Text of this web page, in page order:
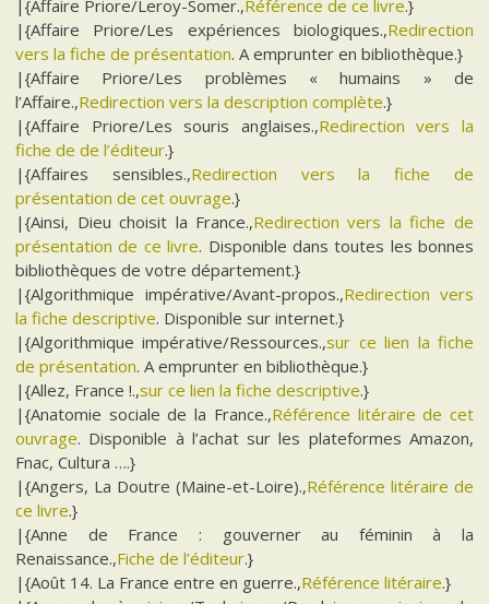
|{Affaire Priore/Leroy-Somer.,Référence de ce livre.}
|{Affaire Priore/Les expériences biologiques.,Redirection
vers la fiche de présentation. A emprunter en bibliothèque.}
|{Affaire Priore/Les problèmes « humains » de
l’Affaire.,Redirection vers la description complète.}
|{Affaire Priore/Les souris anglaises.,Redirection vers la
fiche de de l’éditeur.}
|{Affaires sensibles.,Redirection vers la fiche de
présentation de cet ouvrage.}
|{Ainsi, Dieu choisit la France.,Redirection vers la fiche de
présentation de ce livre. Disponible dans toutes les bonnes
bibliothèques de votre département.}
|{Algorithmique impérative/Avant-propos.,Redirection vers
la fiche descriptive. Disponible sur internet.}
|{Algorithmique impérative/Ressources.,sur ce lien la fiche
de présentation. A emprunter en bibliothèque.}
|{Allez, France !.,sur ce lien la fiche descriptive.}
|{Anatomie sociale de la France.,Référence litéraire de cet
ouvrage. Disponible à l’achat sur les plateformes Amazon,
Fnac, Cultura ….}
|{Angers, La Doutre (Maine-et-Loire).,Référence litéraire de
ce livre.}
|{Anne de France : gouverner au féminin à la
Renaissance.,Fiche de l’éditeur.}
|{Août 14. La France entre en guerre.,Référence litéraire.}